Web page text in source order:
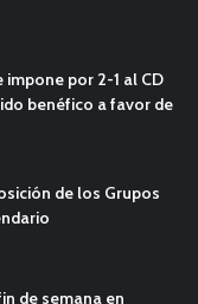
por 2-1 al CD
benéfico a favor de
de los Grupos
de semana en